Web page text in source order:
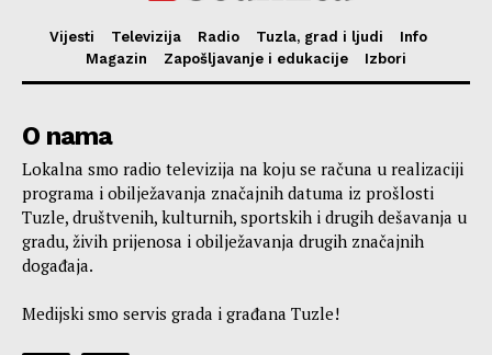
Vijesti Televizija Radio Tuzla, grad i ljudi
Info
Magazin
Zapošljavanje i edukacije Izbori
O nama
Lokalna smo radio televizija na koju se računa u realizaciji
programa i obilježavanja značajnih datuma iz prošlosti
Tuzle, društvenih, kulturnih, sportskih i drugih dešavanja u
gradu, živih prijenosa i obilježavanja drugih značajnih
događaja.
Medijski smo servis grada i građana Tuzle!